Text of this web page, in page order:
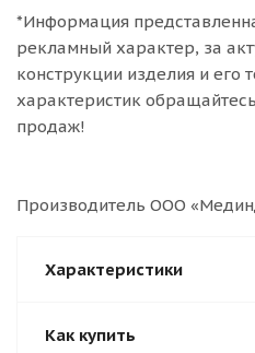
*Информация
рекламный характер, за
конструкции изделия и его
характеристик
продаж!
Производитель ООО
Характеристики
Как купить